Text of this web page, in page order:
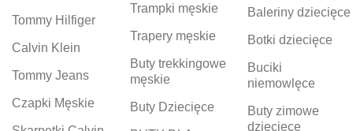
Tommy Hilfiger
Calvin Klein
Tommy Jeans
Czapki Męskie
Trampki męskie
Trapery męskie
Buty trekkingowe
męskie
Buty Dziecięce
Baleriny dziecięce
Botki dziecięce
Buciki
niemowlęce
Buty zimowe
dziecięce